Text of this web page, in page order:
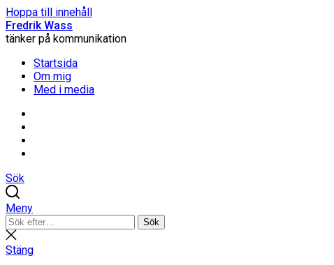
Hoppa till innehåll
Fredrik Wass
tänker på kommunikation
Startsida
Om mig
Med i media
Sök
Meny
Sök
efter:
Sök
Stäng
sökning
Stäng